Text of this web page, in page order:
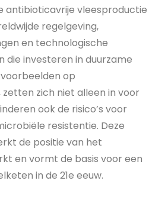
antibioticavrije vleesproductie
regelgeving,
en technologische
die investeren in duurzame
op
zetten zich niet alleen in voor
ook de risico’s voor
resistentie. Deze
de positie van het
en vormt de basis voor een
in de 21e eeuw.